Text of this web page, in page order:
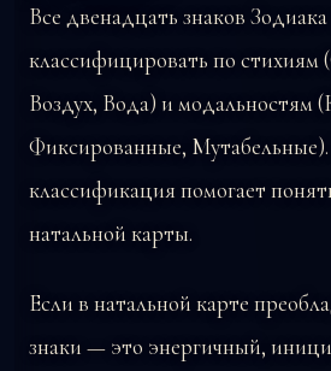
Все двенадцать знаков
классифицировать по стихиям
Воздух, Вода) и модальностям
Фиксированные,
классификация помогает
натальной карты.
Если в натальной карте
знаки — это энергичный,